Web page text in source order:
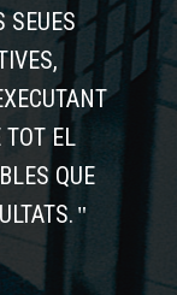
SEUES
TOT EL
QUE